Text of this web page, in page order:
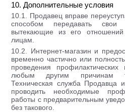
10. Дополнительные условия
10.1. Продавец вправе
способом передавать свои
вытекающие из его
лицам.
10.2. Интернет-магазин и
временно частично или
проведения
любым другим причинам
Техническая служба Продавца
проводить необходимые
работы с предварительным
без такового.